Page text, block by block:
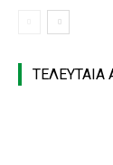
ΤΕΛΕΥΤΑΙΑ